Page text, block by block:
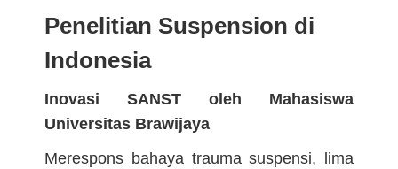
Penelitian Suspension di
Indonesia
Inovasi SANST oleh Mahasiswa
Universitas Brawijaya
Merespons bahaya trauma suspensi, lima